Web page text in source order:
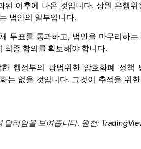
된 이후에 나온 것입니다. 상원 은행위
법안의 일부입니다.
투표를 통과하고, 법안을 마무리하
최종 합의를 확보해야 합니다.
한 행정부의 광범위한 암호화폐 정
는 없을 것입니다. 그것이 추적을 위
달러임을 보여줍니다. 원천: